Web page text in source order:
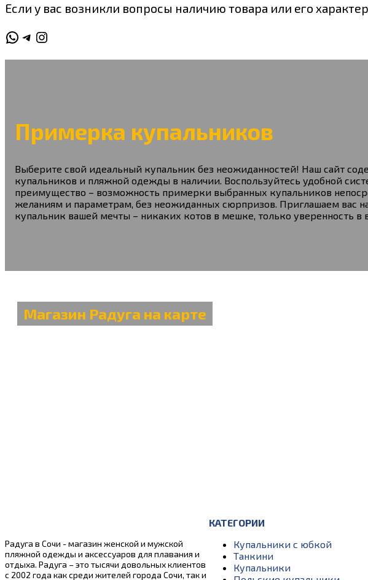
Если у вас возникли вопросы наличию товара или его
WhatsApp Telegram Instagram
Примерка купальников
Выберите свой идеальный купальник без неожиданностей! Наш сайт
купальников и пляжной одежды в наличии. Воспользуйтесь удобной
преимущество – возможность примерки выбранных купальников
желаниям и параметрам, без неожиданных сюрпризов. Приглашаем вас
купальник вашей мечты – никаких котов в мешке, только уверенность в
Магазин Радуга на карте
Радуга в Сочи - магазин женской и мужской
пляжной одежды и аксессуаров для плавания и
отдыха. Радуга – это тысячи довольных клиентов
с 2002 года как среди жителей города Сочи, так и
КАТЕГОРИИ
Купальники с юбкой
Танкини
Купальники